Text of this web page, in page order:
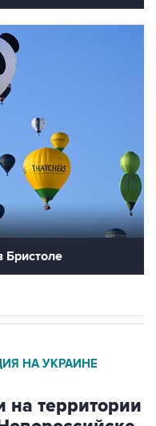
Бристоле
НА УКРАИНЕ
территории